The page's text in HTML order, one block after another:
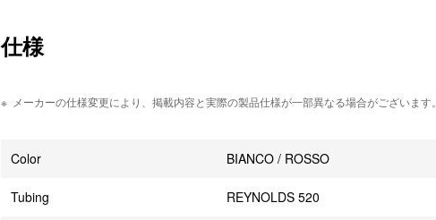
仕様
メーカーの仕様変更により、掲載内容と実際の製品仕様が一部異なる場合がございます。
Color BIANCO / ROSSO
Tubing REYNOLDS 520